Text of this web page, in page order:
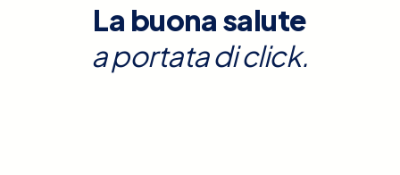
La buona salute
a portata di click.